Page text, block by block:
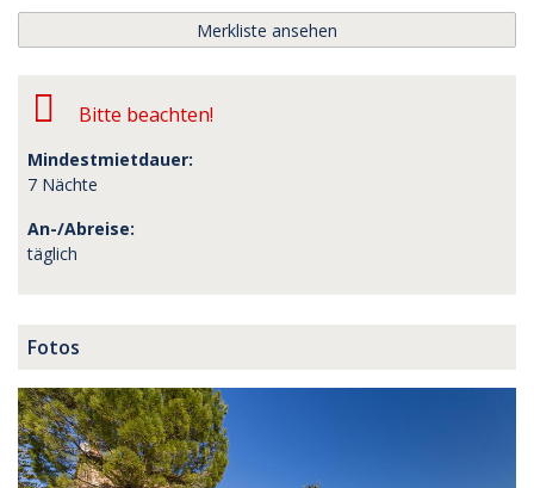
Merkliste ansehen
Bitte beachten!
Mindestmietdauer:
7 Nächte
An-/Abreise:
täglich
Fotos